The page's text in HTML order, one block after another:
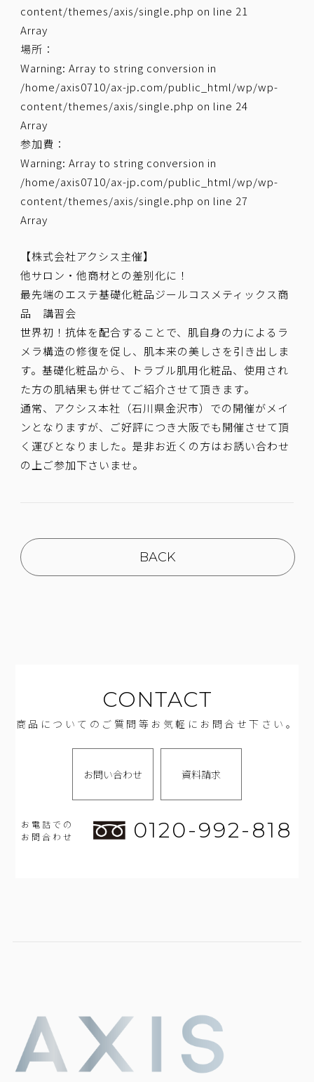
content/themes/axis/single.php on line 21
Array
場所：
Warning: Array to string conversion in
/home/axis0710/ax-jp.com/public_html/wp/wp-
content/themes/axis/single.php on line 24
Array
参加費：
Warning: Array to string conversion in
/home/axis0710/ax-jp.com/public_html/wp/wp-
content/themes/axis/single.php on line 27
Array
【株式会社アクシス主催】
他サロン・他商材との差別化に！
最先端のエステ基礎化粧品ジールコスメティックス商
品 講習会
世界初！抗体を配合することで、肌自身の力によるラ
メラ構造の修復を促し、肌本来の美しさを引き出しま
す。基礎化粧品から、トラブル肌用化粧品、使用され
た方の肌結果も併せてご紹介させて頂きます。
通常、アクシス本社（石川県金沢市）での開催がメイ
ンとなりますが、ご好評につき大阪でも開催させて頂
く運びとなりました。是非お近くの方はお誘い合わせ
の上ご参加下さいませ。
BACK
CONTACT
商品についてのご質問等お気軽にお問合せ下さい。
お問い合わせ 資料請求
お電話での
お問合わせ
0120-992-818